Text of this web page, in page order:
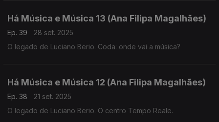
Há Música e Música 13 (Ana Filipa Magalhães)
Ep. 39
28 set. 2025
O legado de Luciano Berio. Coda: onde vai a música?
Há Música e Música 12 (Ana Filipa Magalhães)
Ep. 38
21 set. 2025
O legado de Luciano Berio. O centro Tempo Reale.